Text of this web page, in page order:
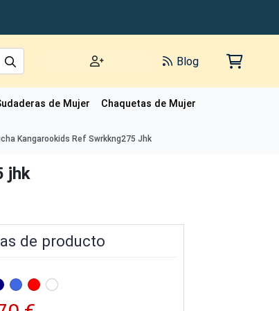
Blog
de Mujer Chaquetas de Mujer
Kangarookids Ref Swrkkng275 Jhk
jhk
de producto